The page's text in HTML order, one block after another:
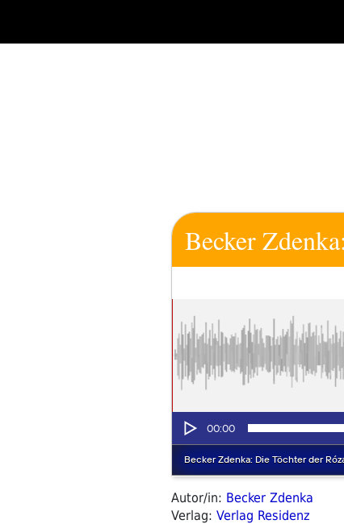
springen
Becker
Autor/in: Becker Zdenka
Verlag: Verlag Residenz